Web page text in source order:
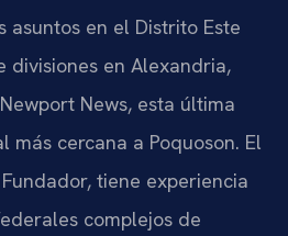
asuntos en el Distrito Este
divisiones en Alexandria,
News, esta última
cercana a Poquoson. El
tiene experiencia
complejos de